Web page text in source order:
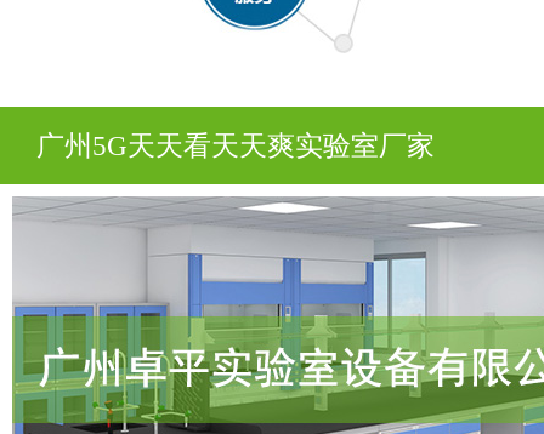
广州5G天天看天天爽实验室厂家